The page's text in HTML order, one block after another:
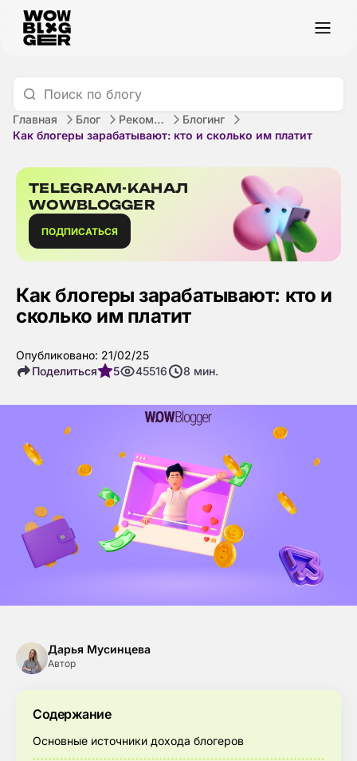
Главная Блог Рекомендации
Блогинг
Как блогеры зарабатывают: кто и сколько им платит
TELEGRAM-КАНАЛ
WOWBLOGGER
ПОДПИСАТЬСЯ
Как блогеры зарабатывают: кто и
сколько им платит
Опубликовано: 21/02/25
Поделиться
5 45516 8 мин.
Дарья Мусинцева
Автор
Содержание
Основные источники дохода блогеров